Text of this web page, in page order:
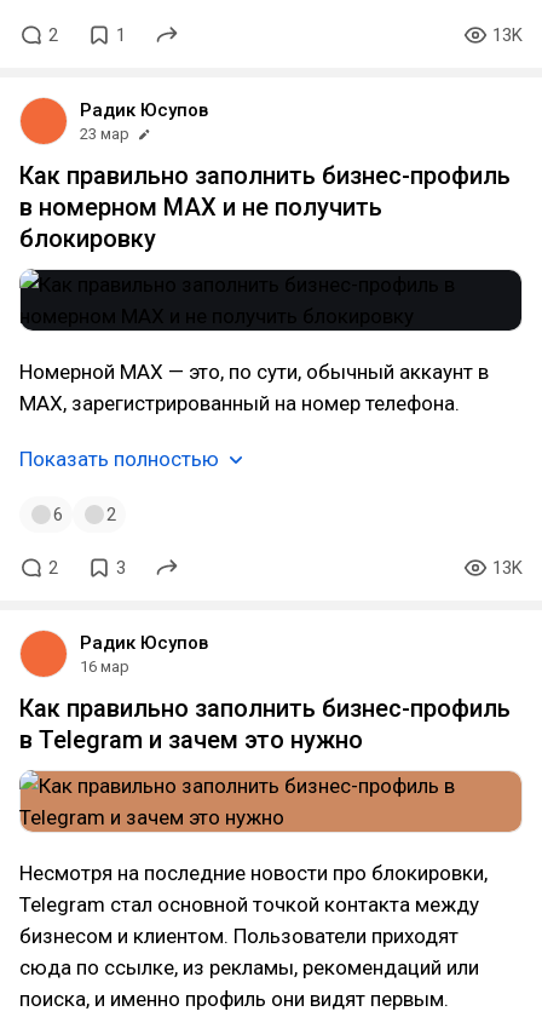
2 1 13K
Радик Юсупов
23 мар
Как правильно заполнить бизнес-профиль
в номерном MAX и не получить
блокировку
Номерной MAX — это, по сути, обычный аккаунт в
MAX, зарегистрированный на номер телефона.
Показать полностью
6 2
2 3 13K
Радик Юсупов
16 мар
Как правильно заполнить бизнес-профиль
в Telegram и зачем это нужно
Несмотря на последние новости про блокировки,
Telegram стал основной точкой контакта между
бизнесом и клиентом. Пользователи приходят
сюда по ссылке, из рекламы, рекомендаций или
поиска, и именно профиль они видят первым.